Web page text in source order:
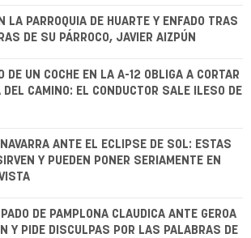
LA PARROQUIA DE HUARTE Y ENFADO TRAS
DE SU PÁRROCO, JAVIER AIZPÚN
DE UN COCHE EN LA A-12 OBLIGA A CORTAR
DEL CAMINO: EL CONDUCTOR SALE ILESO DE
ANTE EL ECLIPSE DE SOL: ESTAS
Y PUEDEN PONER SERIAMENTE EN
DE PAMPLONA CLAUDICA ANTE GEROA
Y PIDE DISCULPAS POR LAS PALABRAS DE